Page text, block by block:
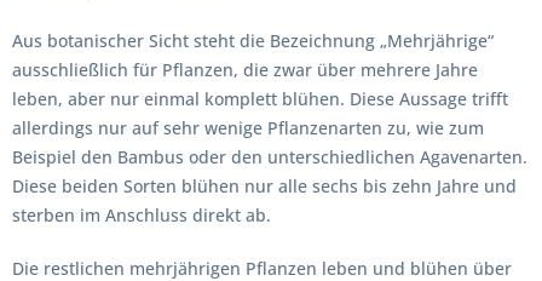
Aus botanischer Sicht steht die Bezeichnung „Mehrjährige“
ausschließlich für Pflanzen, die zwar über mehrere Jahre
leben, aber nur einmal komplett blühen. Diese Aussage trifft
allerdings nur auf sehr wenige Pflanzenarten zu, wie zum
Beispiel den Bambus oder den unterschiedlichen Agavenarten.
Diese beiden Sorten blühen nur alle sechs bis zehn Jahre und
sterben im Anschluss direkt ab.
Die restlichen mehrjährigen Pflanzen leben und blühen über